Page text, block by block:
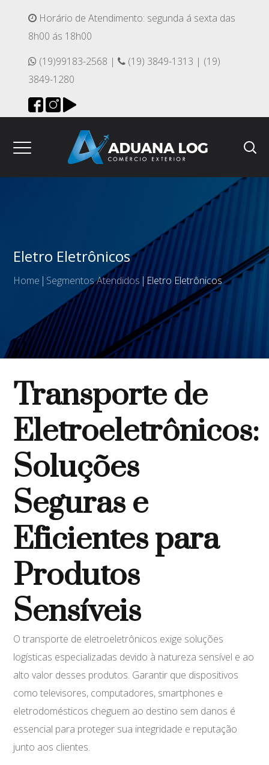
Horário de Atendimento: segunda á sexta das
8h00 ás 18h00
(19)99183-2568 |
(19) 3849-1313 | (19)
3849-1280
Eletro Eletrônicos
Home Segmentos Atendidos Eletro Eletrônicos
Transporte de
Eletroeletrônicos:
Soluções
Seguras e
Eficientes para
Produtos
Sensíveis
O transporte de eletroeletrônicos exige soluções
logísticas especializadas devido à natureza sensível e ao
alto valor desses produtos. Garantir que dispositivos
como televisores, computadores, smartphones e
eletrodomésticos cheguem ao destino sem danos é
essencial para proteger sua integridade e reputação
junto aos clientes.